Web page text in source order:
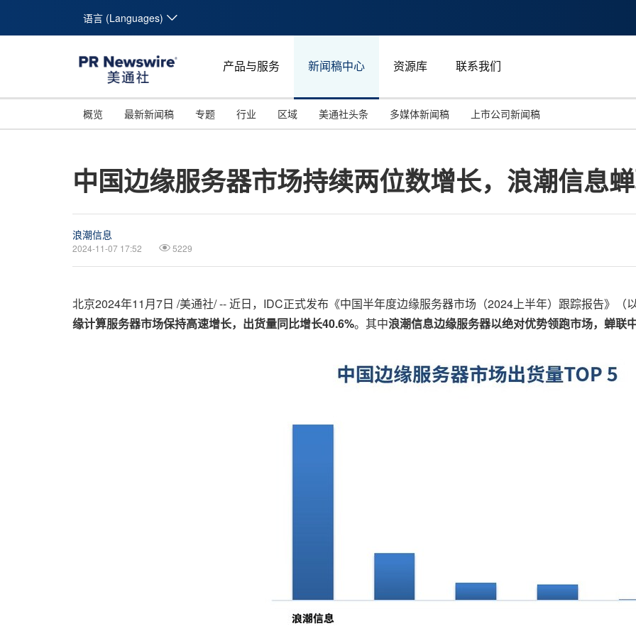
语言 (Languages)
产品与服务 新闻稿中心 资源库 联系我们
概览 最新新闻稿 专题
投资并购
行业
能源化工与环保
区域
马来西亚
美通社头条 多媒体新闻稿 上市公司新闻稿
中国边缘服务器市场持续两位数增长，浪潮信息
浪潮信息
2024-11-07 17:52 5229
北京2024年11月7日 /美通社/ -- 近日，IDC正式发布《中国半年度边缘服务器市场（2024上半年）跟踪报告》（
缘计算服务器市场保持高速增长，出货量同比增长40.6%。其中浪潮信息边缘服务器以绝对优势领跑市场，蝉联